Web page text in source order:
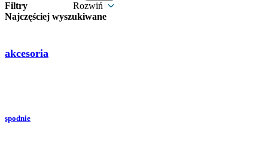
Filtry
Rozwiń
Najczęściej wyszukiwane
akcesoria
spodnie